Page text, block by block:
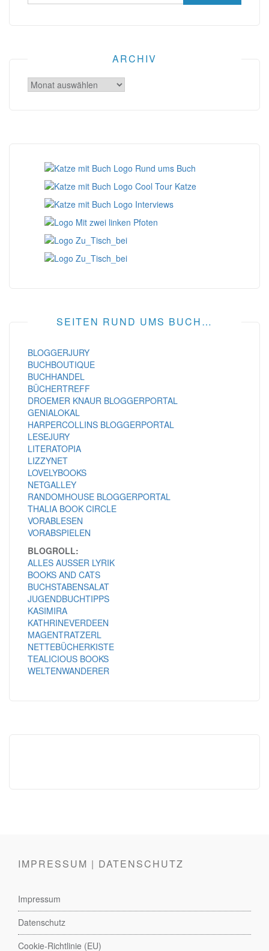
ARCHIV
Archiv
SEITEN RUND UMS BUCH…
BLOGGERJURY
BUCHBOUTIQUE
BUCHHANDEL
BÜCHERTREFF
DROEMER KNAUR BLOGGERPORTAL
GENIALOKAL
HARPERCOLLINS BLOGGERPORTAL
LESEJURY
LITERATOPIA
LIZZYNET
LOVELYBOOKS
NETGALLEY
RANDOMHOUSE BLOGGERPORTAL
THALIA BOOK CIRCLE
VORABLESEN
VORABSPIELEN
BLOGROLL:
ALLES AUSSER LYRIK
BOOKS AND CATS
BUCHSTABENSALAT
JUGENDBUCHTIPPS
KASIMIRA
KATHRINEVERDEEN
MAGENTRATZERL
NETTEBÜCHERKISTE
TEALICIOUS BOOKS
WELTENWANDERER
IMPRESSUM | DATENSCHUTZ
Impressum
Datenschutz
Cookie-Richtlinie (EU)